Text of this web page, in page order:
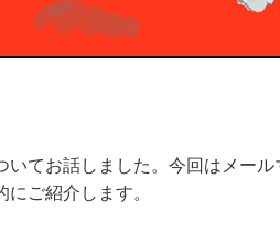
いてお話しました。今回はメール
ご紹介します。